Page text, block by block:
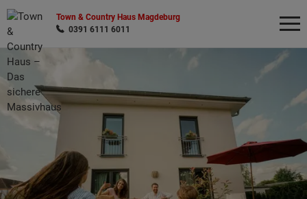
Town & Country Haus Magdeburg
0391 6111 6011
Wonach möchten Sie suchen?